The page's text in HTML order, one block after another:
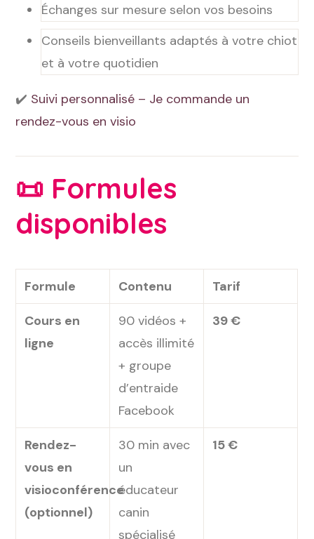
Échanges sur mesure selon vos besoins
Conseils bienveillants adaptés à votre chiot
et à votre quotidien
✔️ Suivi personnalisé – Je commande un
rendez-vous en visio
📜 Formules
disponibles
Formule Contenu Tarif
Cours en
ligne
90 vidéos +
accès illimité
+ groupe
d’entraide
Facebook
39 €
Rendez-
vous en
visioconférence
(optionnel)
30 min avec
un
éducateur
canin
spécialisé
15 €